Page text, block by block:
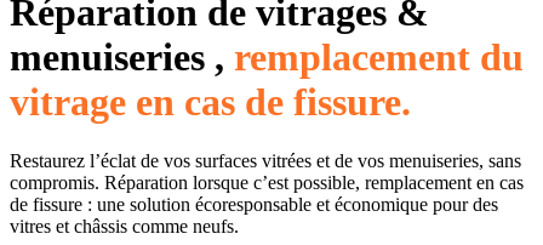
Réparation de vitrages &
menuiseries , remplacement du
vitrage en cas de fissure.
Restaurez l’éclat de vos surfaces vitrées et de vos menuiseries, sans
compromis. Réparation lorsque c’est possible, remplacement en cas
de fissure : une solution écoresponsable et économique pour des
vitres et châssis comme neufs.